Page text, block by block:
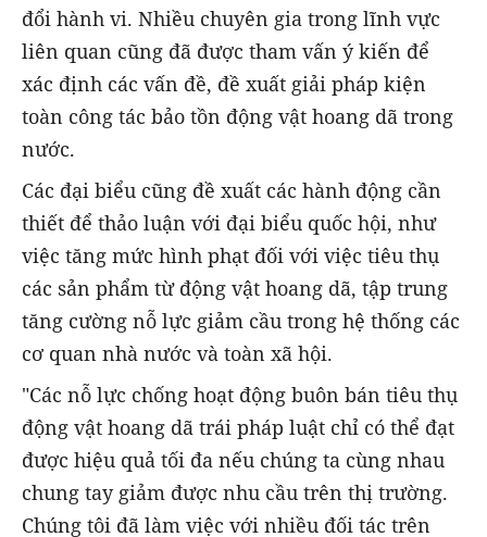
đổi hành vi. Nhiều chuyên gia trong lĩnh vực
liên quan cũng đã được tham vấn ý kiến để
xác định các vấn đề, đề xuất giải pháp kiện
toàn công tác bảo tồn động vật hoang dã trong
nước.
Các đại biểu cũng đề xuất các hành động cần
thiết để thảo luận với đại biểu quốc hội, như
việc tăng mức hình phạt đối với việc tiêu thụ
các sản phẩm từ động vật hoang dã, tập trung
tăng cường nỗ lực giảm cầu trong hệ thống các
cơ quan nhà nước và toàn xã hội.
"Các nỗ lực chống hoạt động buôn bán tiêu thụ
động vật hoang dã trái pháp luật chỉ có thể đạt
được hiệu quả tối đa nếu chúng ta cùng nhau
chung tay giảm được nhu cầu trên thị trường.
Chúng tôi đã làm việc với nhiều đối tác trên